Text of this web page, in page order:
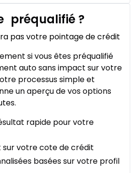
préqualifié ?
pas votre pointage de crédit
si vous êtes préqualifié
auto sans impact sur votre
processus simple et
un aperçu de vos options
rapide pour votre
sur votre cote de crédit
basées sur votre profil